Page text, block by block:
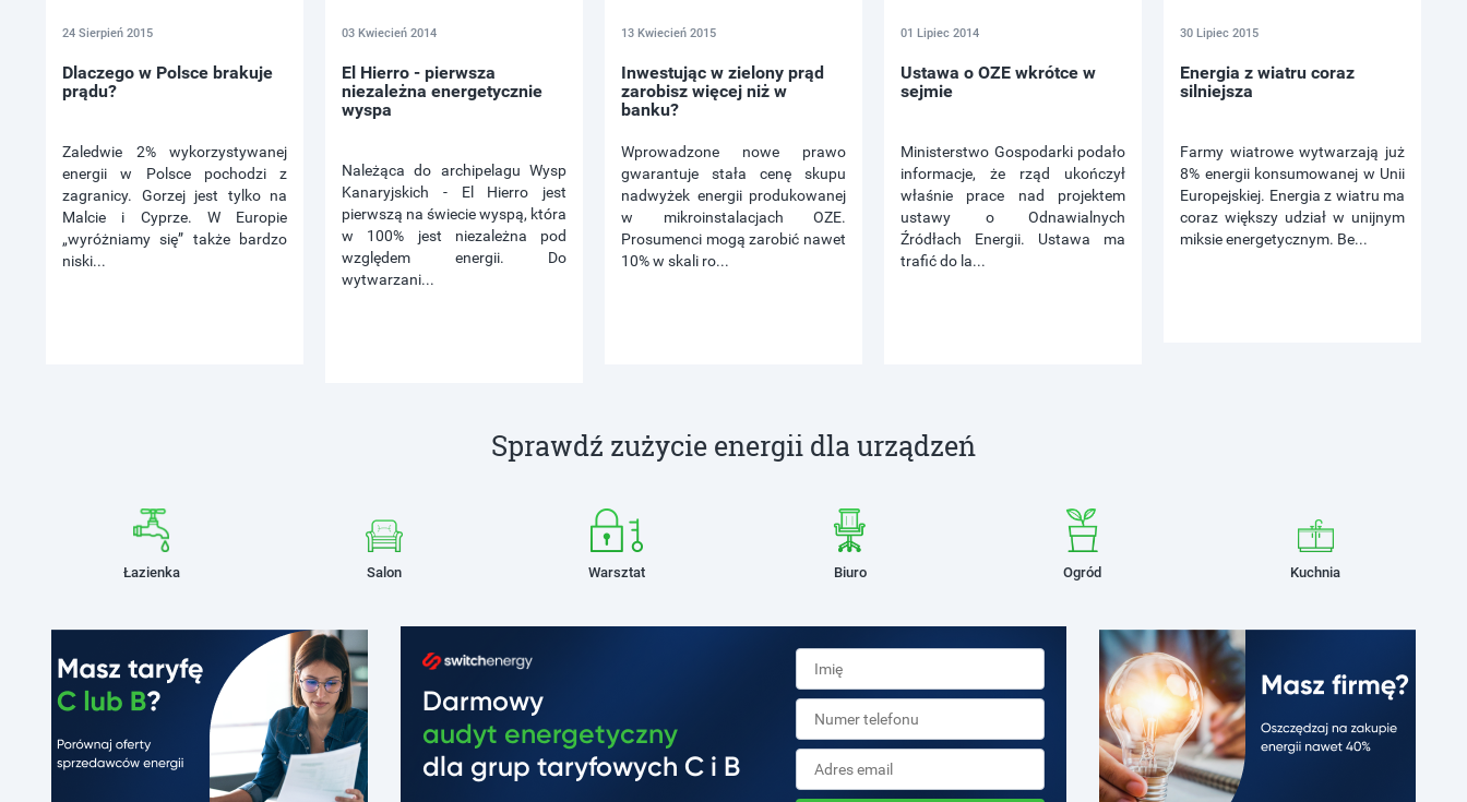
24 Sierpień 2015
Dlaczego w Polsce brakuje
prądu?
Zaledwie 2% wykorzystywanej
energii w Polsce pochodzi z
zagranicy. Gorzej jest tylko na
Malcie i Cyprze. W Europie
„wyróżniamy się” także bardzo
niski...
03 Kwiecień 2014
El Hierro - pierwsza
niezależna energetycznie
wyspa
Należąca do archipelagu Wysp
Kanaryjskich - El Hierro jest
pierwszą na świecie wyspą, która
w 100% jest niezależna pod
względem energii. Do
wytwarzani...
13 Kwiecień 2015
Inwestując w zielony prąd
zarobisz więcej niż w
banku?
Wprowadzone nowe prawo
gwarantuje stała cenę skupu
nadwyżek energii produkowanej
w mikroinstalacjach OZE.
Prosumenci mogą zarobić nawet
10% w skali ro...
01 Lipiec 2014
Ustawa o OZE wkrótce w
sejmie
Ministerstwo Gospodarki podało
informacje, że rząd ukończył
właśnie prace nad projektem
ustawy o Odnawialnych
Źródłach Energii. Ustawa ma
trafić do la...
30 Lipiec 2015
Energia z wiatru coraz
silniejsza
Farmy wiatrowe wytwarzają już
8% energii konsumowanej w Unii
Europejskiej. Energia z wiatru ma
coraz większy udział w unijnym
miksie energetycznym. Be...
Sprawdź zużycie energii dla urządzeń
Łazienka Salon Warsztat Biuro Ogród Kuchnia
Darmowy
audyt energetyczny
dla grup taryfowych C i B